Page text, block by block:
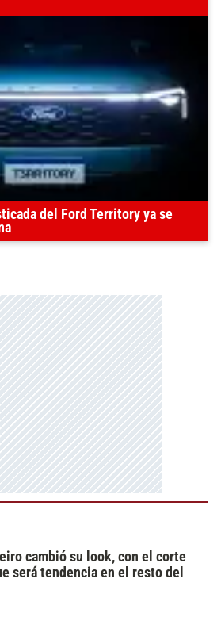
del Ford Territory ya se
cambió su look, con el corte
será tendencia en el resto del